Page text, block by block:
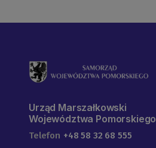
Urząd Marszałkowski
Województwa Pomorskiego
Telefon +48 58 32 68 555